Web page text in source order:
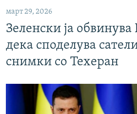
март 29, 2026
Зеленски ја обвинува
дека споделува
снимки со Техеран